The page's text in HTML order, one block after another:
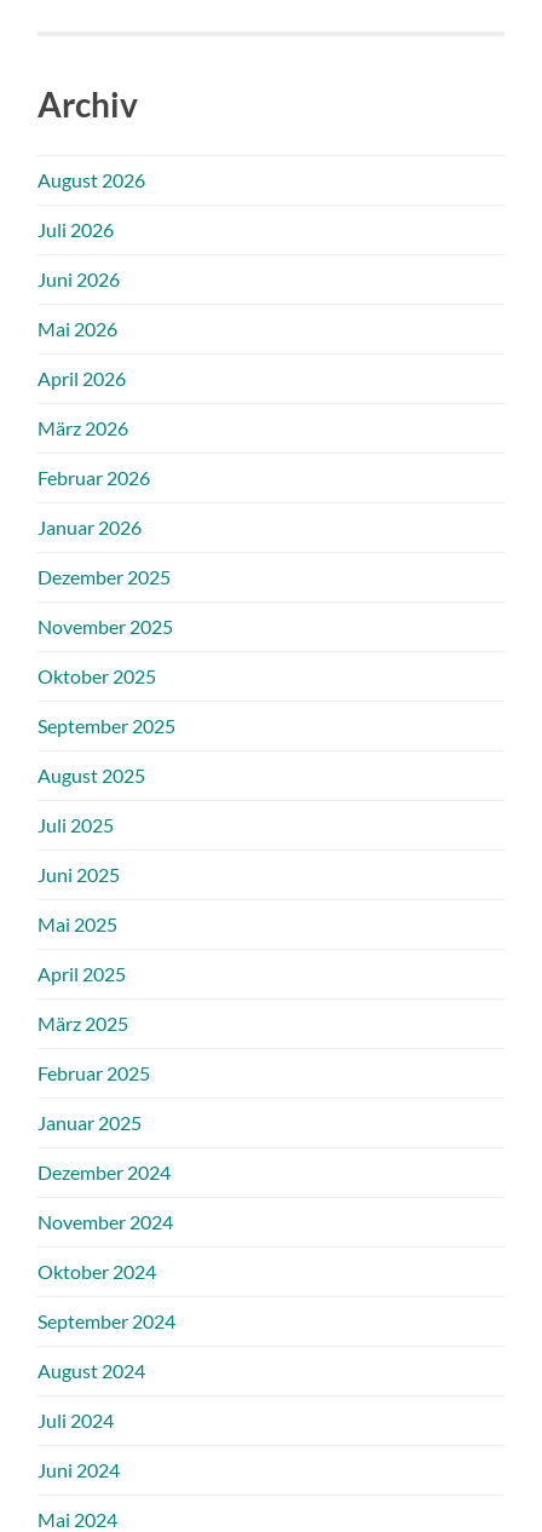
Archiv
August 2026
Juli 2026
Juni 2026
Mai 2026
April 2026
März 2026
Februar 2026
Januar 2026
Dezember 2025
November 2025
Oktober 2025
September 2025
August 2025
Juli 2025
Juni 2025
Mai 2025
April 2025
März 2025
Februar 2025
Januar 2025
Dezember 2024
November 2024
Oktober 2024
September 2024
August 2024
Juli 2024
Juni 2024
Mai 2024